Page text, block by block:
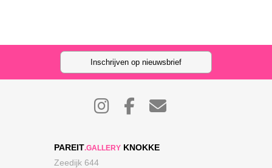
Inschrijven op nieuwsbrief
PAREIT.GALLERY KNOKKE
Zeedijk 644